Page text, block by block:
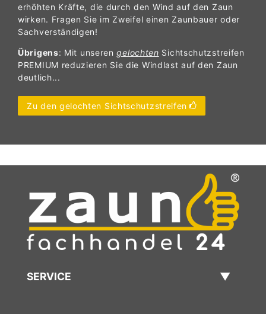
erhöhten Kräfte, die durch den Wind auf den Zaun
wirken. Fragen Sie im Zweifel einen Zaunbauer oder
Sachverständigen!
Übrigens: Mit unserengelochten Sichtschutzstreifen
PREMIUM reduzieren Sie die Windlast auf den Zaun
deutlich...
Zu den gelochten Sichtschutzstreifen
SERVICE